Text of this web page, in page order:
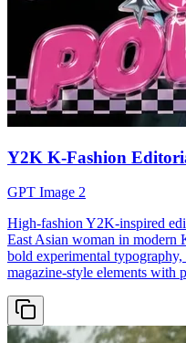
Y2K K-Fashion
GPT Image 2
High-fashion Y2K-inspired
East Asian woman in modern
bold experimental
magazine-style elements with